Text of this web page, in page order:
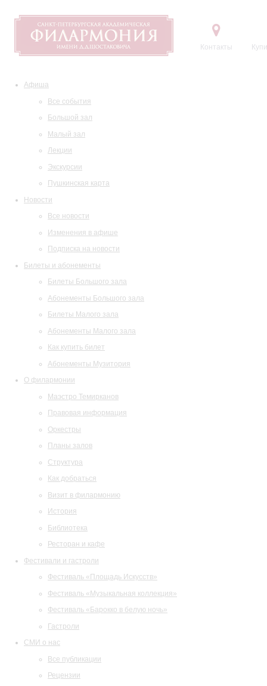
Контакты
Афиша
Все события
Большой зал
Малый зал
Лекции
Экскурсии
Пушкинская карта
Новости
Все новости
Изменения в афише
Подписка на новости
Билеты и абонементы
Билеты Большого зала
Абонементы Большого зала
Билеты Малого зала
Абонементы Малого зала
Как купить билет
Абонементы Музитория
О филармонии
Маэстро Темирканов
Правовая информация
Оркестры
Планы залов
Структура
Как добраться
Визит в филармонию
История
Библиотека
Ресторан и кафе
Фестивали и гастроли
Фестиваль «Площадь Искусств»
Фестиваль «Музыкальная коллекция»
Фестиваль «Барокко в белую ночь»
Гастроли
СМИ о нас
Все публикации
Рецензии